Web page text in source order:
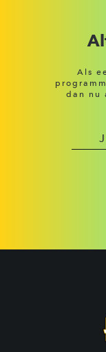
Als
dan nu